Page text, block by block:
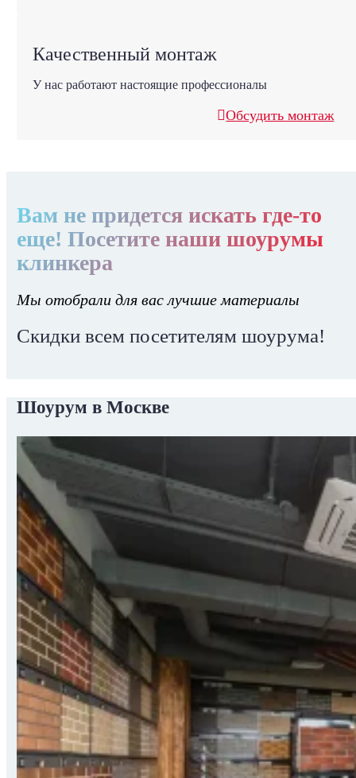
Качественный монтаж
У нас работают настоящие профессионалы
Обсудить монтаж
Вам не придется искать где-то
еще! Посетите наши шоурумы
клинкера
Мы отобрали для вас лучшие материалы
Скидки всем посетителям шоурума!
Шоурум в Москве